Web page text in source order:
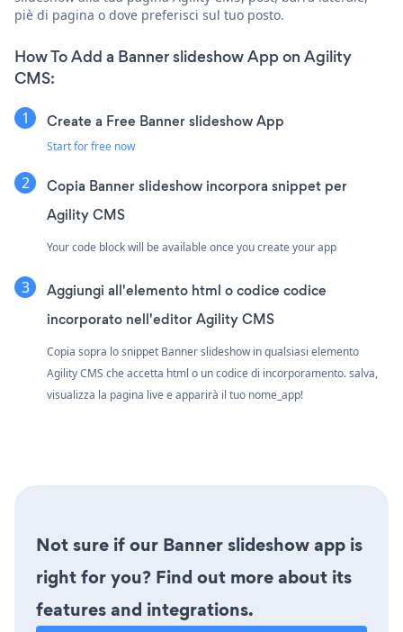
piè di pagina o dove preferisci sul tuo posto.
How To Add a Banner slideshow App on Agility
CMS:
Create a Free Banner slideshow App
Start for free now
Copia Banner slideshow incorpora snippet per
Agility CMS
Your code block will be available once you create your app
Aggiungi all'elemento html o codice codice
incorporato nell'editor Agility CMS
Copia sopra lo snippet Banner slideshow in qualsiasi elemento
Agility CMS che accetta html o un codice di incorporamento. salva,
visualizza la pagina live e apparirà il tuo nome_app!
Not sure if our Banner slideshow app is
right for you? Find out more about its
features and integrations.